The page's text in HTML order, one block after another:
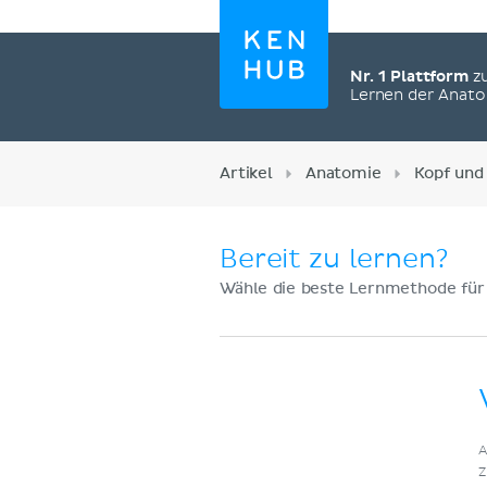
Nr. 1 Plattform
Lernen der
Artikel Anatomie Kopf und
Bereit zu lernen?
Wähle die beste Lernmethode für